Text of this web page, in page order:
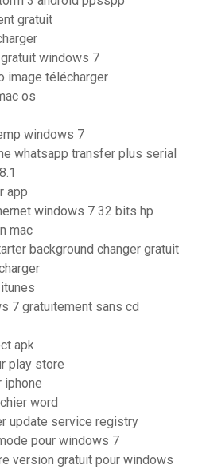
gratuit
windows 7
image télécharger
os
windows 7
whatsapp transfer plus serial
app
windows 7 32 bits hp
mac
background changer gratuit
7 gratuitement sans cd
apk
play store
iphone
word
update service registry
pour windows 7
version gratuit pour windows